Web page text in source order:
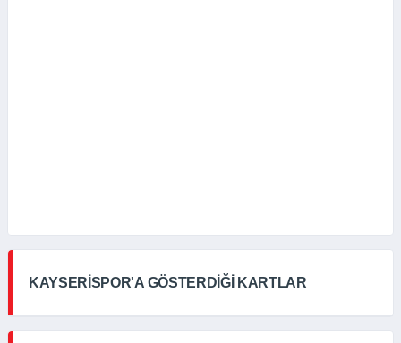
KAYSERİSPOR'A GÖSTERDİĞİ KARTLAR